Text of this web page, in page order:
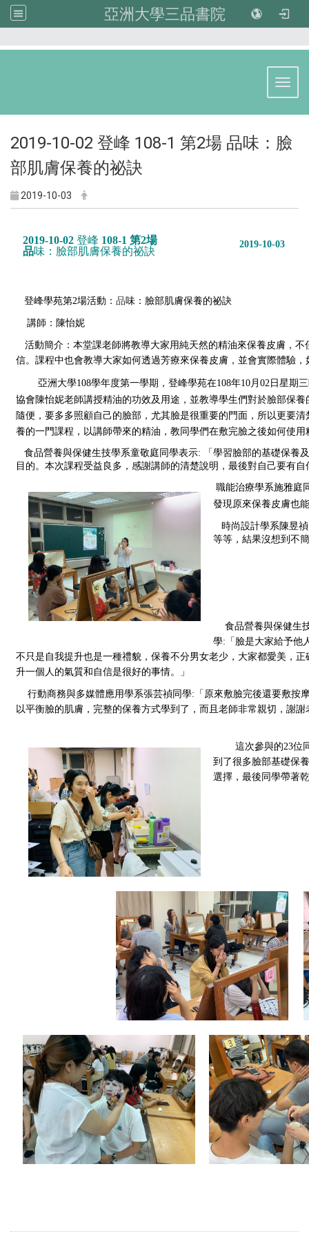
亞洲大學三品書院
2019-10-02 登峰 108-1 第2場 品味：臉
部肌膚保養的祕訣
2019-10-03
2019-10-02 登峰 108-1 第2場
品味： 臉部肌膚保養的祕訣
2019-10-03
登峰學苑第2場活動： 品味： 臉部肌膚保養的祕訣
講師： 陳怡妮
活動簡介： 本堂課老師將教導大家用純天然的精油來保養皮膚，
信。課程中也會教導大家如何透過芳療來保養皮膚，並會實際體驗，
亞洲大學108學年度第一學期，登峰學苑在108年10月02日星期
協會陳怡妮老師講授精油的功效及用途，並教導學生們對於臉部保
隨便，要多多照顧自己的臉部，尤其臉是很重要的門面，所以更要
養的一門課程，以講師帶來的精油，教同學們在敷完臉之後如何使
食品營養與保健生技學系童敬庭同學表示: 「學習臉部的基礎保養
目的。本次課程受益良多，感謝講師的清楚說明，最後對自己要有自
職能治療學系施雅庭
發現原來保養皮膚也
時尚設計學系陳昱
等等，結果沒想到不
食品營養與保健生
學:「臉是大家給予他
不只是自我提升也是一種禮貌，保養不分男女老少，大家都愛美，正
升一個人的氣質和自信是很好的事情。」
行動商務與多媒體應用學系張芸禎 同學:「原來敷臉完後還要敷按
以平衡臉的肌膚，完整的保養方式學到了，而且老師非常親切，謝謝
這次參與的23位
到了很多臉部基礎保
選擇，最後同學帶著